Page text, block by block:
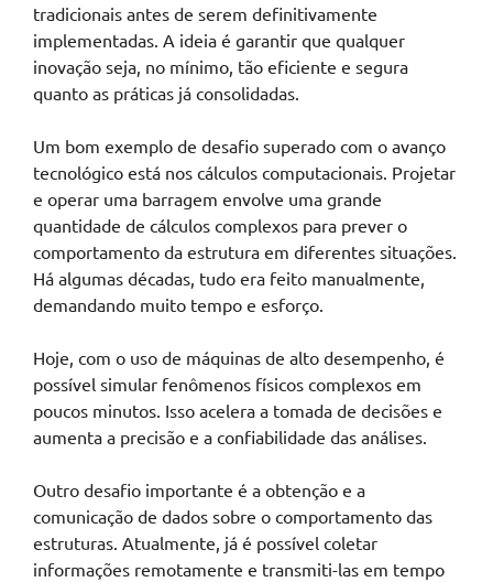
tradicionais antes de serem definitivamente
implementadas. A ideia é garantir que qualquer
inovação seja, no mínimo, tão eficiente e segura
quanto as práticas já consolidadas.
Um bom exemplo de desafio superado com o avanço
tecnológico está nos cálculos computacionais. Projetar
e operar uma barragem envolve uma grande
quantidade de cálculos complexos para prever o
comportamento da estrutura em diferentes situações.
Há algumas décadas, tudo era feito manualmente,
demandando muito tempo e esforço.
Hoje, com o uso de máquinas de alto desempenho, é
possível simular fenômenos físicos complexos em
poucos minutos. Isso acelera a tomada de decisões e
aumenta a precisão e a confiabilidade das análises.
Outro desafio importante é a obtenção e a
comunicação de dados sobre o comportamento das
estruturas. Atualmente, já é possível coletar
informações remotamente e transmiti-las em tempo